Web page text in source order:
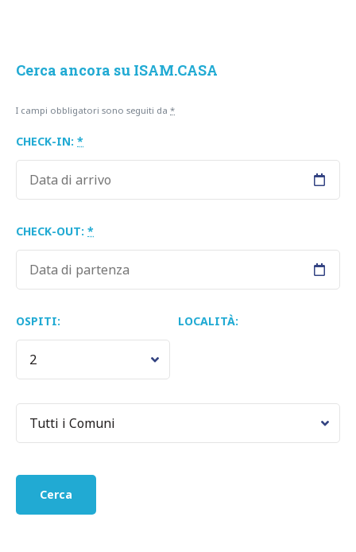
Cerca ancora su ISAM.CASA
I campi obbligatori sono seguiti da *
CHECK-IN: *
CHECK-OUT: *
OSPITI: LOCALITÀ: